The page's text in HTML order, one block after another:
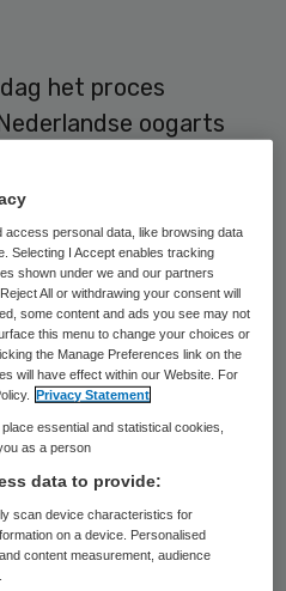
het proces
oogarts
voor de rechter
na een
zijn geraakt.
in de Algarve en in
kliniek
de aanklacht in 2010
die vervolgens met
moesten. Ze zijn
geraakt. Een 35-
altijd behandeld. De
altijd de
access personal data, like browsing data
Selecting I Accept enables tracking
shown under we and our partners
All or withdrawing your consent will
some content and ads you see may not
this menu to change your choices or
the Manage Preferences link on the
will have effect within our Website. For
Privacy Statement
essential and statistical cookies,
as a person
data to provide:
scan device characteristics for
on a device. Personalised
content measurement, audience